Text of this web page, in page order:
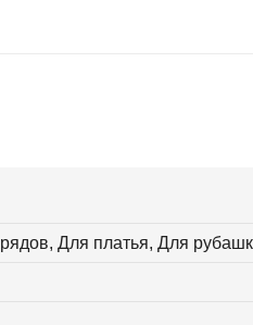
Для платья, Для